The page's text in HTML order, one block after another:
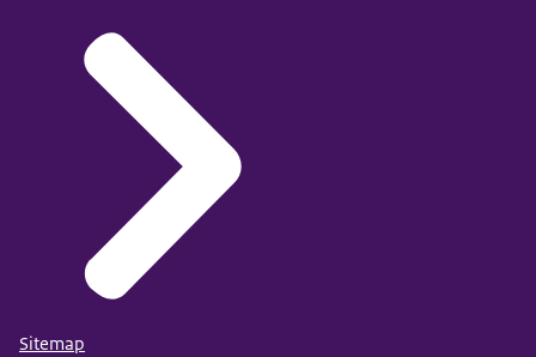
Sitemap